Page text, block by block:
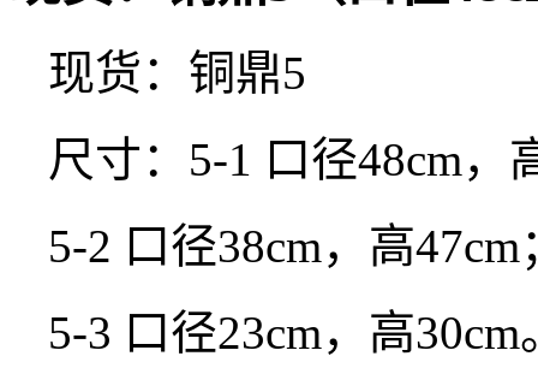
现货：铜鼎5
尺寸：5-1 口径48cm，
5-2 口径38cm，高47cm
5-3 口径23cm，高30cm